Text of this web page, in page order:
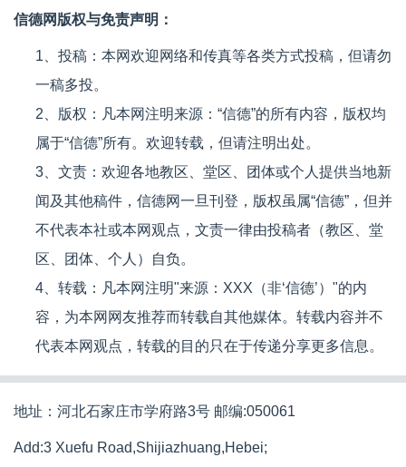
信德网版权与免责声明：
1、投稿：本网欢迎网络和传真等各类方式投稿，但请勿
一稿多投。
2、版权：凡本网注明来源：“信德”的所有内容，版权均
属于“信德”所有。欢迎转载，但请注明出处。
3、文责：欢迎各地教区、堂区、团体或个人提供当地新
闻及其他稿件，信德网一旦刊登，版权虽属“信德”，但并
不代表本社或本网观点，文责一律由投稿者（教区、堂
区、团体、个人）自负。
4、转载：凡本网注明"来源：XXX（非‘信德’）"的内
容，为本网网友推荐而转载自其他媒体。转载内容并不
代表本网观点，转载的目的只在于传递分享更多信息。
地址：河北石家庄市学府路3号 邮编:050061
Add:3 Xuefu Road,Shijiazhuang,Hebei;